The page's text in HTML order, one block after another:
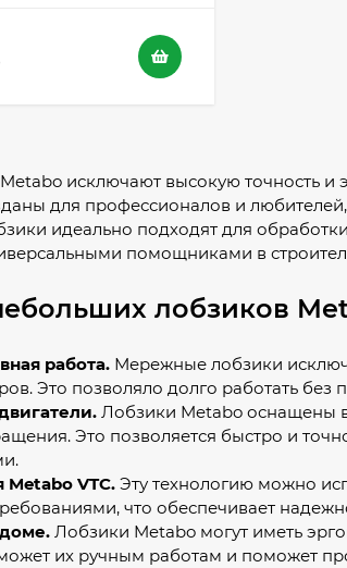
исключают высокую точность и
для профессионалов и
идеально подходят для
помощниками в
лобзиков
работа. Мережные лобзики
Это позволяло долго работать
Лобзики Metabo оснащены
Это позволяется быстро и
Metabo VTC. Эту технологию можно
что обеспечивает
Лобзики Metabo могут иметь
их ручным работам и поможет